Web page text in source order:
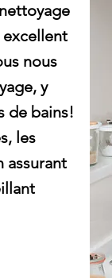
nous
y
de bains!
les
assurant